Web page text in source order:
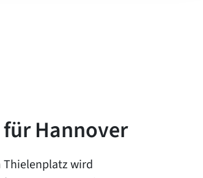
Hannover
Thielenplatz wird